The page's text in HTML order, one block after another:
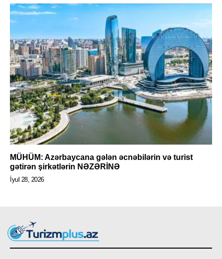
MÜHÜM: Azərbaycana gələn əcnəbilərin və turist
gətirən şirkətlərin NƏZƏRİNƏ
İyul 28, 2026